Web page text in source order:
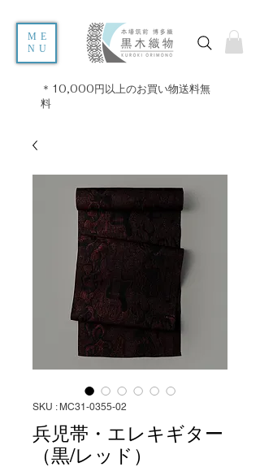
ME
NU
＊10,000円以上のお買い物送料無
料
SKU : MC31-0355-02
兵児帯・エレキギター
（黒/レッド）